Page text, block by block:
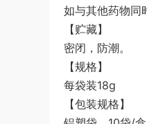
如与其他药物同
【贮藏】
密闭，防潮。
【规格】
每袋装18g
【包装规格】